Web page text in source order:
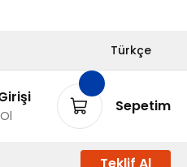
Türkçe
Sepetim